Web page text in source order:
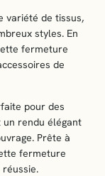
variété de tissus,
styles. En
fermeture
de
pour des
rendu élégant
Prête à
fermeture